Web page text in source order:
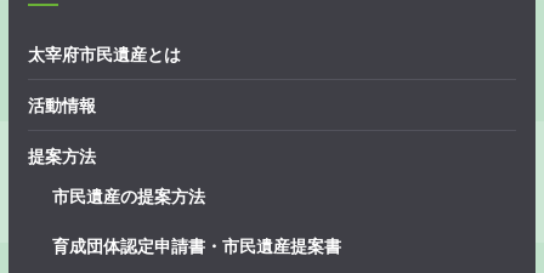
太宰府市民遺産とは
活動情報
提案方法
市民遺産の提案方法
育成団体認定申請書・市民遺産提案書